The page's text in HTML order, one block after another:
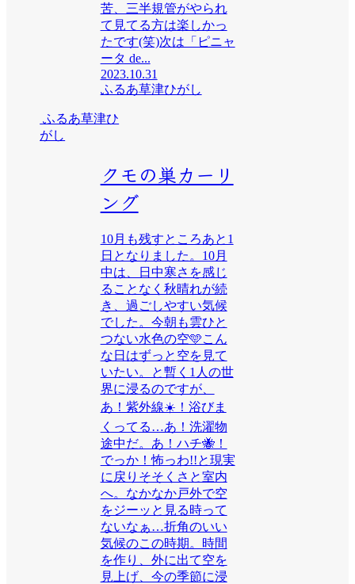
苦、三半規管がやられ
て見てる方は楽しかっ
たです(笑)次は「ピニャ
ータ de...
2023.10.31
ふるあ草津ひがし
ふるあ草津ひ
がし
クモの巣カーリ
ング
10月も残すところあと1
日となりました。10月
中は、日中寒さを感じ
ることなく秋晴れが続
き、過ごしやすい気候
でした。今朝も雲ひと
つない水色の空🩵こん
な日はずっと空を見て
いたい。と暫く1人の世
界に浸るのですが、
あ！紫外線☀️！浴びま
くってる…あ！洗濯物
途中だ。あ！ハチ🐝！
でっか！怖っわ!!と現実
に戻りそそくさと室内
へ。なかなか戸外で空
をジーッと見る時って
ないなぁ…折角のいい
気候のこの時期。時間
を作り、外に出て空を
見上げ、今の季節に浸